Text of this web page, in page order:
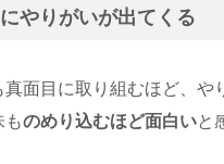
やりがいが出てくる
真面目に取り組むほど、や
ものめり込むほど面白いと